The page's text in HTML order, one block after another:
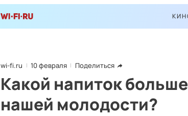
wi-fi.ru 10 февраля Поделиться
Какой напиток
нашей молодости?